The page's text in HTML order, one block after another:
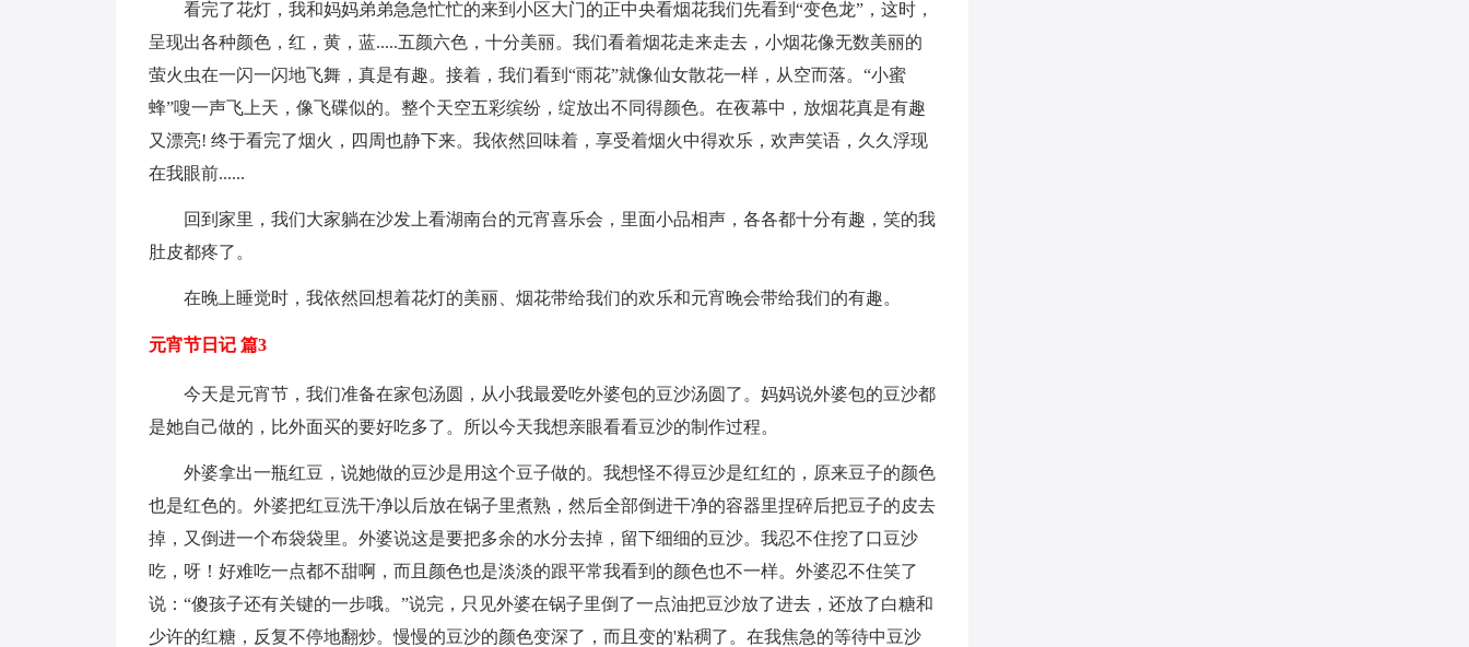
看完了花灯，我和妈妈弟弟急急忙忙的来到小区大门的正中央看烟花我们先看到“变色龙”，这时，
呈现出各种颜色，红，黄，蓝.....五颜六色，十分美丽。我们看着烟花走来走去，小烟花像无数美丽的
萤火虫在一闪一闪地飞舞，真是有趣。接着，我们看到“雨花”就像仙女散花一样，从空而落。“小蜜
蜂”嗖一声飞上天，像飞碟似的。整个天空五彩缤纷，绽放出不同得颜色。在夜幕中，放烟花真是有趣
又漂亮! 终于看完了烟火，四周也静下来。我依然回味着，享受着烟火中得欢乐，欢声笑语，久久浮现
在我眼前......
回到家里，我们大家躺在沙发上看湖南台的元宵喜乐会，里面小品相声，各各都十分有趣，笑的我
肚皮都疼了。
在晚上睡觉时，我依然回想着花灯的美丽、烟花带给我们的欢乐和元宵晚会带给我们的有趣。
元宵节日记 篇3
今天是元宵节，我们准备在家包汤圆，从小我最爱吃外婆包的豆沙汤圆了。妈妈说外婆包的豆沙都
是她自己做的，比外面买的要好吃多了。所以今天我想亲眼看看豆沙的制作过程。
外婆拿出一瓶红豆，说她做的豆沙是用这个豆子做的。我想怪不得豆沙是红红的，原来豆子的颜色
也是红色的。外婆把红豆洗干净以后放在锅子里煮熟，然后全部倒进干净的容器里捏碎后把豆子的皮去
掉，又倒进一个布袋袋里。外婆说这是要把多余的水分去掉，留下细细的豆沙。我忍不住挖了口豆沙
吃，呀！好难吃一点都不甜啊，而且颜色也是淡淡的跟平常我看到的颜色也不一样。外婆忍不住笑了
说：“傻孩子还有关键的一步哦。”说完，只见外婆在锅子里倒了一点油把豆沙放了进去，还放了白糖和
少许的红糖，反复不停地翻炒。慢慢的豆沙的颜色变深了，而且变的'粘稠了。在我焦急的等待中豆沙